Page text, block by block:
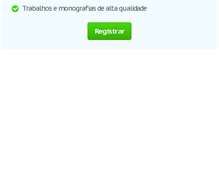
Trabalhos e monografias de alta qualidade
Registrar